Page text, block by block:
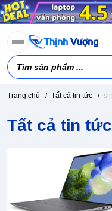
Trang chủ / Tất cả tin tức /
Tất cả tin tức